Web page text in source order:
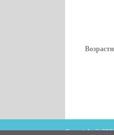
Copyright ©